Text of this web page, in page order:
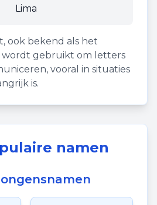
Lima
ook bekend als het
wordt gebruikt om letters
vooral in situaties
is.
namen